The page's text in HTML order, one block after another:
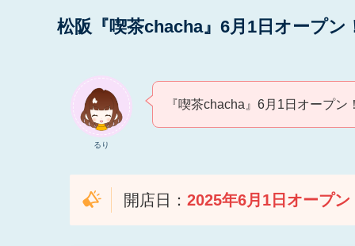
松阪『喫茶chacha』6月1日オープン
るり
『喫茶chacha』6月1日オープン
開店日： 2025年6月1日 オープン